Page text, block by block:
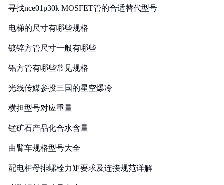
寻找nce01p30k MOSFET管的合适替代型号
电梯的尺寸有哪些规格
镀锌方管尺寸一般有哪些
铝方管有哪些常见规格
光线传媒参投三国的星空爆冷
横担型号对应重量
锰矿石产品化合水含量
曲臂车规格型号大全
配电柜母排螺栓力矩要求及连接规范详解